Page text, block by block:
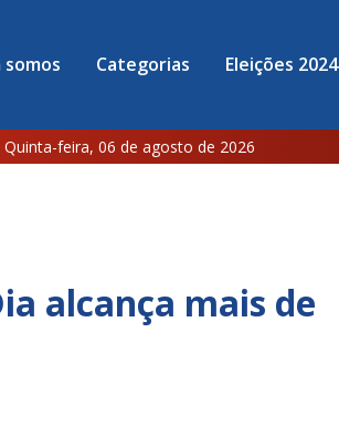
somos Categorias Eleições 2024
Quinta-feira, 06 de agosto de 2026
alcança mais de